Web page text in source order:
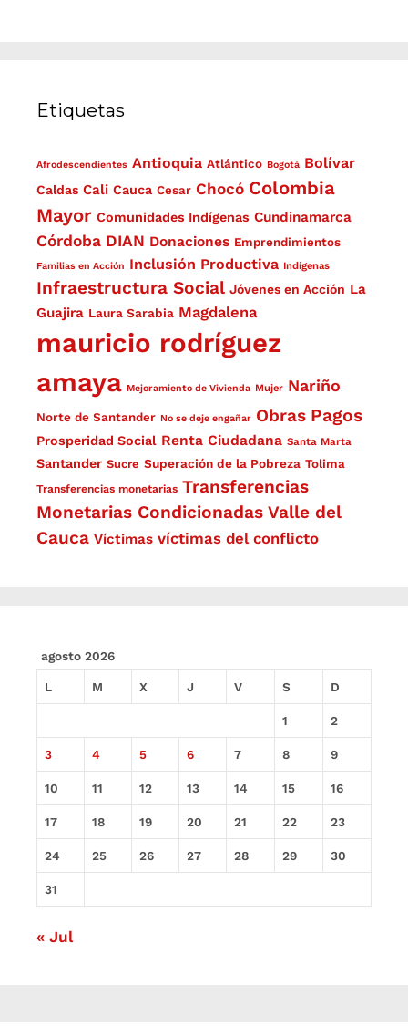
Etiquetas
Afrodescendientes Antioquia Atlántico Bogotá Bolívar
Caldas Cali Cauca Cesar Chocó Colombia
Mayor Comunidades Indígenas Cundinamarca
Córdoba DIAN Donaciones Emprendimientos
Familias en Acción Inclusión Productiva Indígenas
Infraestructura Social Jóvenes en Acción La
Guajira Laura Sarabia Magdalena
mauricio rodríguez
amaya Mejoramiento de Vivienda Mujer Nariño
Norte de Santander No se deje engañar Obras Pagos
Prosperidad Social Renta Ciudadana Santa Marta
Santander Sucre Superación de la Pobreza Tolima
Transferencias monetarias Transferencias
Monetarias Condicionadas Valle del
Cauca Víctimas víctimas del conflicto
agosto 2026
L M X J V S D
1 2
3 4 5 6 7 8 9
10 11 12 13 14 15 16
17 18 19 20 21 22 23
24 25 26 27 28 29 30
31
« Jul